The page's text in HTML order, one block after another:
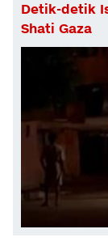
Detik-detik
Shati Gaza